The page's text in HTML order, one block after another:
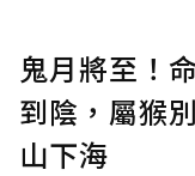
鬼月將至！
到陰，屬猴
山下海